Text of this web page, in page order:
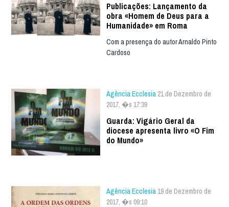
Publicações: Lançamento da
obra «Homem de Deus para a
Humanidade» em Roma
Com a presença do autor Arnaldo Pinto
Cardoso
Agência Ecclesia 21 de Dezembro de
2017, �s 17:39
Guarda: Vigário Geral da
diocese apresenta livro «O Fim
do Mundo»
Agência Ecclesia 19 de Dezembro de
2017, �s 09:10